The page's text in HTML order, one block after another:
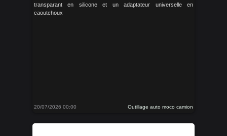
transparant en silicone et un adaptateur universelle en
caoutchoux
20/07/2026 00:00 Outillage auto moco camion